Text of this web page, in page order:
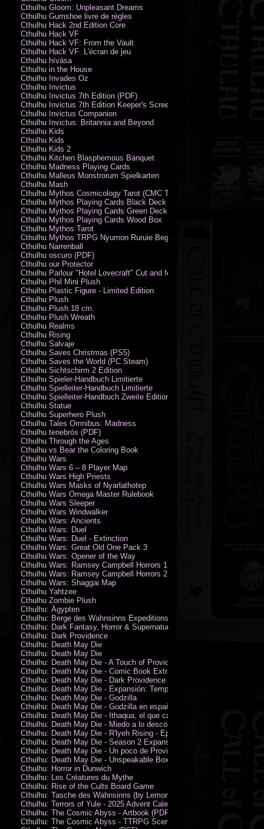
Cthulhu Gloom: Unpleasant Dreams
Cthulhu Gumshoe livre de règles
Cthulhu Hack 2nd Edition Core
Cthulhu Hack VF
Cthulhu Hack VF: From the Vault
Cthulhu Hack VF: L'écran de jeu
Cthulhu hívása
Cthulhu in the House
Cthulhu Invades Oz
Cthulhu Invictus
Cthulhu Invictus 7th Edition (PDF)
Cthulhu Invictus 7th Edition Keeper's Screen
Cthulhu Invictus Companion
Cthulhu Invictus: Britannia and Beyond
Cthulhu Kids
Cthulhu Kids
Cthulhu Kids 2
Cthulhu Kitchen Blasphemous Banquet
Cthulhu Madness Playing Cards
Cthulhu Malleus Monstrorum Spielkarten
Cthulhu Mash
Cthulhu Mythos Cosmicology Tarot (CMC Tarot - Old Whispers)
Cthulhu Mythos Playing Cards Black Deck
Cthulhu Mythos Playing Cards Green Deck
Cthulhu Mythos Playing Cards Wood Box
Cthulhu Mythos Tarot
Cthulhu Mythos TRPG Nyumon Ruruie Beginners
Cthulhu Narrenball
Cthulhu oscuro (PDF)
Cthulhu our Protector
Cthulhu Parlour "Hotel Lovecraft" Cut and fold Game-Cards
Cthulhu Phil Mini Plush
Cthulhu Plastic Figure - Limited Edition
Cthulhu Plush
Cthulhu Plush 18 cm.
Cthulhu Plush Wreath
Cthulhu Realms
Cthulhu Rising
Cthulhu Salvaje
Cthulhu Saves Christmas (PS5)
Cthulhu Saves the World (PC Steam)
Cthulhu Sichtschirm 2 Edition
Cthulhu Spieler-Handbuch Limitierte
Cthulhu Spielleiter-Handbuch Limitierte
Cthulhu Spielleiter-Handbuch Zweite Edition
Cthulhu Statue
Cthulhu Superhero Plush
Cthulhu Tales Omnibus: Madness
Cthulhu tenebrós (PDF)
Cthulhu Through the Ages
Cthulhu vs Bear the Coloring Book
Cthulhu Wars
Cthulhu Wars 6 – 8 Player Map
Cthulhu Wars High Priests
Cthulhu Wars Masks of Nyarlathotep
Cthulhu Wars Omega Master Rulebook
Cthulhu Wars Sleeper
Cthulhu Wars Windwalker
Cthulhu Wars: Ancients
Cthulhu Wars: Duel
Cthulhu Wars: Duel - Extinction
Cthulhu Wars: Great Old One Pack 3
Cthulhu Wars: Opener of the Way
Cthulhu Wars: Ramsey Campbell Horrors 1
Cthulhu Wars: Ramsey Campbell Horrors 2
Cthulhu Wars: Shaggai Map
Cthulhu Yahtzee
Cthulhu Zombie Plush
Cthulhu: Ägypten
Cthulhu: Berge des Wahnsinns Expeditionspack
Cthulhu: Dark Fantasy, Horror & Supernatural Movies
Cthulhu: Dark Providence
Cthulhu: Death May Die
Cthulhu: Death May Die
Cthulhu: Death May Die - A Touch of Providence
Cthulhu: Death May Die - Comic Book Extras vol. 2
Cthulhu: Death May Die - Dark Providence Investigators
Cthulhu: Death May Die - Expansión: Temporada 2
Cthulhu: Death May Die - Godzilla
Cthulhu: Death May Die - Godzilla en español
Cthulhu: Death May Die - Ithaqua, el que camina en el viento
Cthulhu: Death May Die - Miedo a lo desconocido
Cthulhu: Death May Die - R'lyeh Rising - Epic Episode
Cthulhu: Death May Die - Season 2 Expansion
Cthulhu: Death May Die - Un poco de Providence
Cthulhu: Death May Die - Unspeakable Box
Cthulhu: Horror in Dunwich
Cthulhu: Les Créatures du Mythe
Cthulhu: Rise of the Cults Board Game
Cthulhu: Tasche des Wahnsinns (by Lemonfish)
Cthulhu: Terrors of Yule - 2025 Advent Calendar
Cthulhu: The Cosmic Abyss - Artbook (PDF)
Cthulhu: The Cosmic Abyss - TTRPG Scenario - Arkham Horror (PDF)